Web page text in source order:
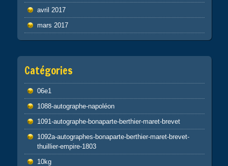
avril 2017
mars 2017
Catégories
06e1
1088-autographe-napoléon
1091-autographe-bonaparte-berthier-maret-brevet
1092a-autographes-bonaparte-berthier-maret-brevet-
thuillier-empire-1803
10kg